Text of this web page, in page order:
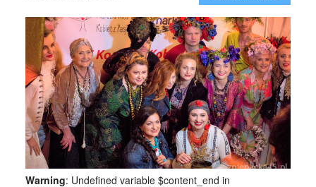
Warning: Undefined variable $content_end in